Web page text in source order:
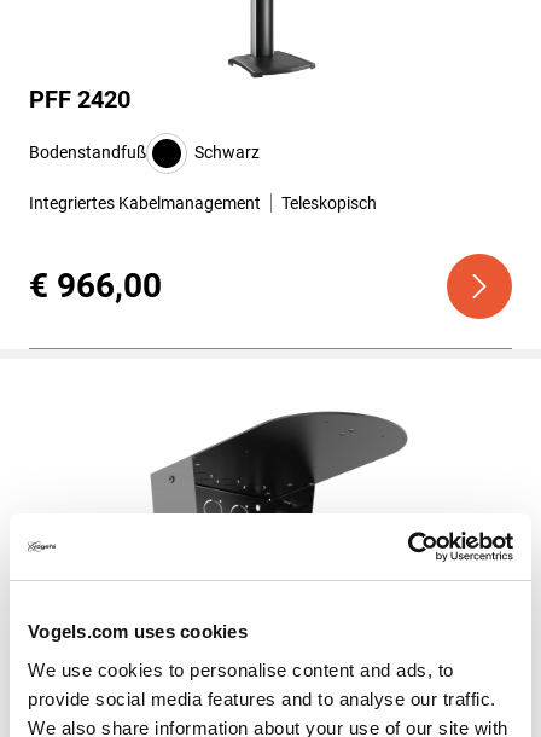
Vogels.com uses cookies
We use cookies to personalise content and ads, to
provide social media features and to analyse our traffic.
We also share information about your use of our site with
PFF 2420
Bodenstandfuß Schwarz
Integriertes Kabelmanagement Teleskopisch
€ 966,00
PPA 910
Videokonferenz Schwarz
Für Kamera Sony SRG A40